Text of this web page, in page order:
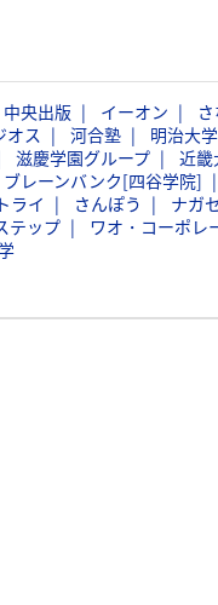
中央出版 イーオン
オス 河合塾 明治大学
滋慶学園グループ 近畿
ブレーンバンク[四谷学院]
トライ さんぽう ナガ
テップ ワオ・コーポレ